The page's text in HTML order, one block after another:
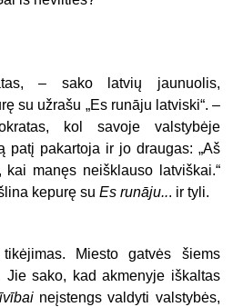
– sako latvių jaunuolis,
su užrašu „Es runāju latviski“. –
kol savoje valstybėje
patį pakartoja ir jo draugas: „Aš
kai manęs neišklauso latviškai.“
kepurę suEs runāju... ir tyli.
Miesto gatvės šiems
Jie sako, kad akmenyje iškaltas
neįstengs valdyti valstybės,